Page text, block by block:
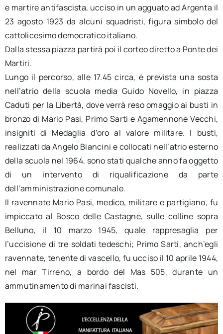
e martire antifascista, ucciso in un agguato ad Argenta il
23 agosto 1923 da alcuni squadristi, figura simbolo del
cattolicesimo democratico italiano.
Dalla stessa piazza partirà poi il corteo diretto a Ponte dei
Martiri.
Lungo il percorso, alle 17.45 circa, è prevista una sosta
nell’atrio della scuola media Guido Novello, in piazza
Caduti per la Libertà, dove verrà reso omaggio ai busti in
bronzo di Mario Pasi, Primo Sarti e Agamennone Vecchi,
insigniti di Medaglia d’oro al valore militare. I busti,
realizzati da Angelo Biancini e collocati nell’atrio esterno
della scuola nel 1964, sono stati qualche anno fa oggetto
di un intervento di riqualificazione da parte
dell’amministrazione comunale.
Il ravennate Mario Pasi, medico, militare e partigiano, fu
impiccato al Bosco delle Castagne, sulle colline sopra
Belluno, il 10 marzo 1945, quale rappresaglia per
l’uccisione di tre soldati tedeschi; Primo Sarti, anch’egli
ravennate, tenente di vascello, fu ucciso il 10 aprile 1944,
nel mar Tirreno, a bordo del Mas 505, durante un
ammutinamento di marinai fascisti.